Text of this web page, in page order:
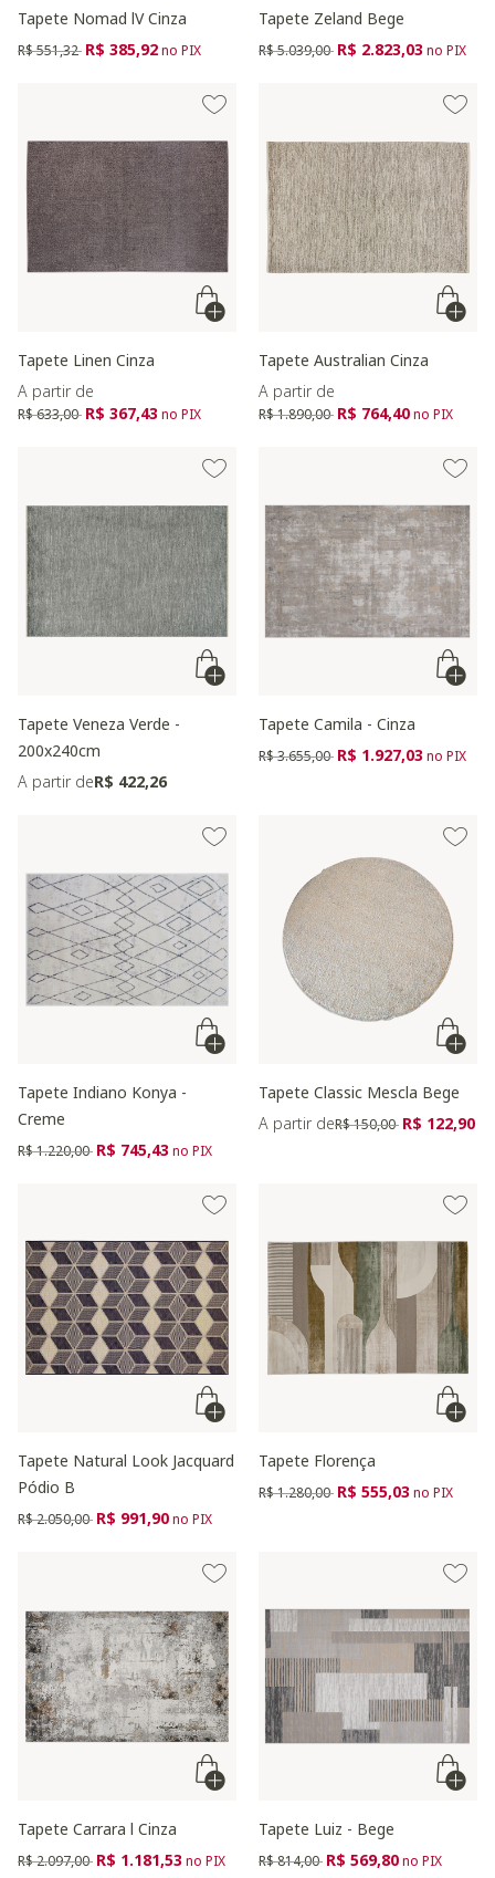
Tapete Nomad lV Cinza
Preço reduzido de
R$ 551,32 para
R$ 385,92no PIX
Tapete Zeland Bege
Preço reduzido de
R$ 5.039,00 para
R$ 2.823,03no PIX
Tapete Linen Cinza
A partir de
Preço reduzido de
R$ 633,00 para
R$ 367,43no PIX
Tapete Australian Cinza
A partir de
Preço reduzido de
R$ 1.890,00 para
R$ 764,40no PIX
Tapete Veneza Verde -
200x240cm
A partir deR$ 422,26
Tapete Camila - Cinza
Preço reduzido de
R$ 3.655,00 para
R$ 1.927,03no PIX
Tapete Indiano Konya -
Creme
Preço reduzido de
R$ 1.220,00 para
R$ 745,43no PIX
Tapete Classic Mescla Bege
A partir dePreço reduzido de
R$ 150,00 para
R$ 122,90
Tapete Natural Look Jacquard
Pódio B
Preço reduzido de
R$ 2.050,00 para
R$ 991,90no PIX
Tapete Florença
Preço reduzido de
R$ 1.280,00 para
R$ 555,03no PIX
Tapete Carrara l Cinza
Preço reduzido de
R$ 2.097,00 para
R$ 1.181,53no PIX
Tapete Luiz - Bege
Preço reduzido de
R$ 814,00 para
R$ 569,80no PIX